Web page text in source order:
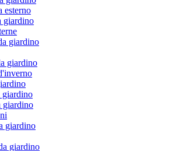
esterno
giardino
giardino
giardino
giardino
giardino
giardino
giardino